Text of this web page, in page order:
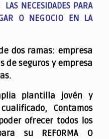
NECESIDADES PARA
O NEGOCIO EN LA
dos ramas: empresa
de seguros y empresa
plantilla jovén y
Contamos
ofrecer todos los
su REFORMA O